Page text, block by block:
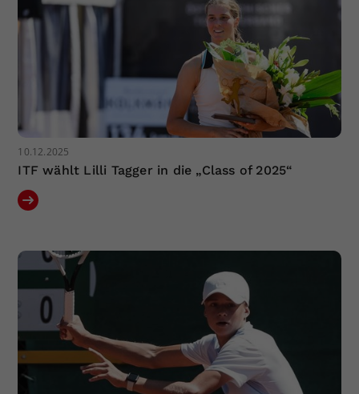
10.12.2025
ITF wählt Lilli Tagger in die „Class of 2025“